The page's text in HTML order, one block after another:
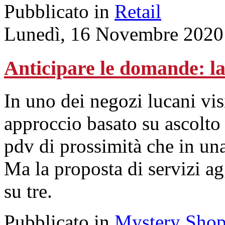
Pubblicato in Retail
Lunedì, 16 Novembre
Anticipare le domande:
In uno dei negozi lucani
approccio basato su
pdv di prossimità che in
Ma la proposta di servizi
su tre.